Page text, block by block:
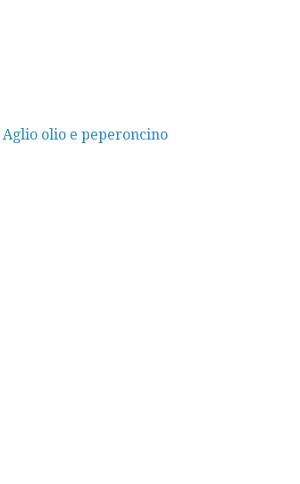
Aglio olio e peperoncino